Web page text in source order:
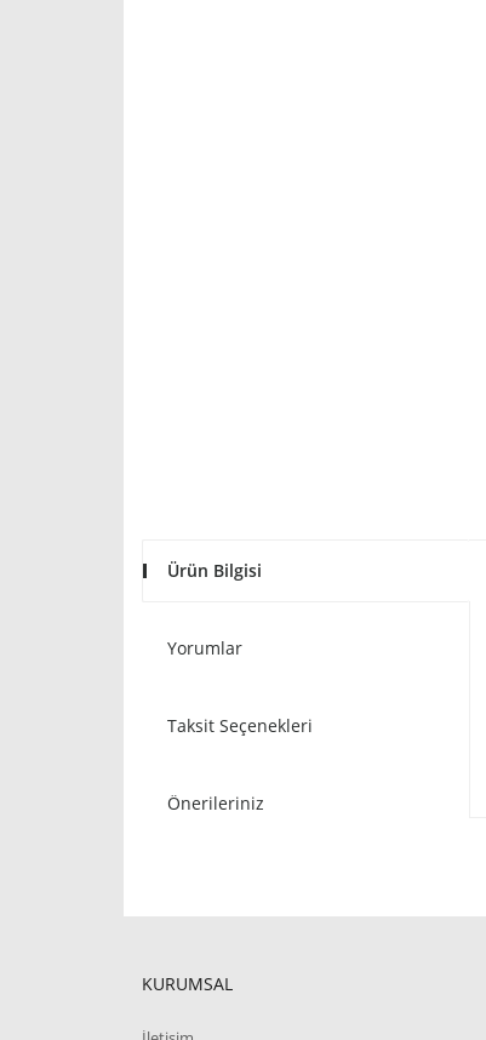
Ürün Bilgisi
Yorumlar
Taksit Seçenekleri
Önerileriniz
KURUMSAL